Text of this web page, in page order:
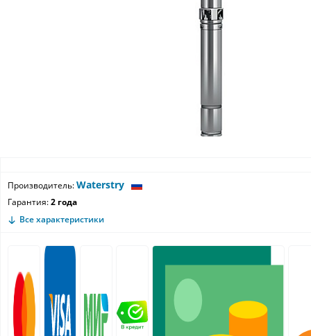
Производитель:Waterstry
Гарантия:2 года
Все характеристики